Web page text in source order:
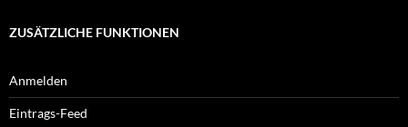
ZUSÄTZLICHE FUNKTIONEN
Anmelden
Eintrags-Feed